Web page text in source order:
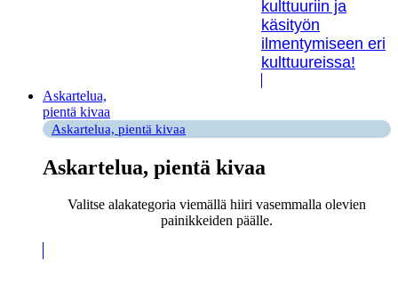
kulttuuriin ja
käsityön
ilmentymiseen eri
kulttuureissa!
Askartelua,
pientä kivaa
Askartelua, pientä kivaa
Askartelua, pientä kivaa
Valitse alakategoria viemällä hiiri vasemmalla olevien
painikkeiden päälle.